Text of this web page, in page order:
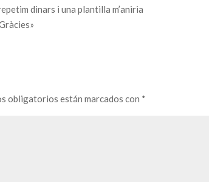
dinars i una plantilla m’aniria
obligatorios están marcados con *